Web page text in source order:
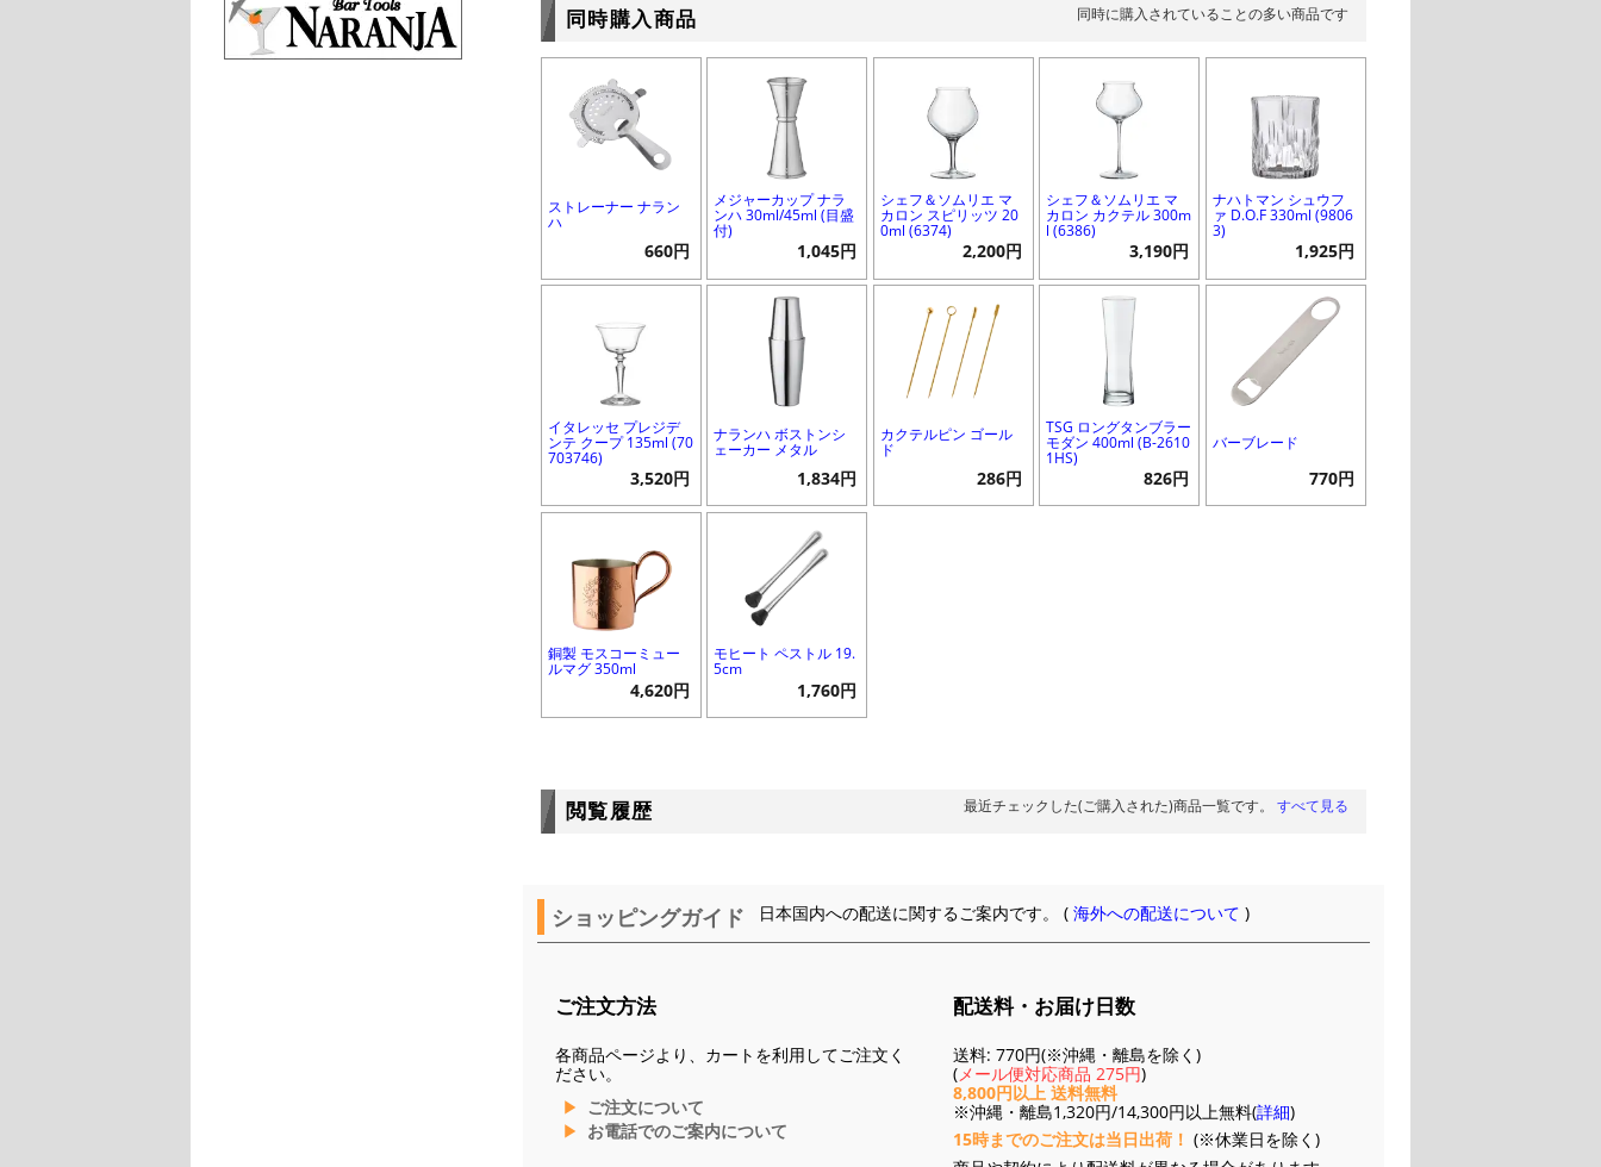
同時購入商品 同時に購入されていることの多い商品です
ストレーナー ナラン
ハ
660円
メジャーカップ ナラ
ンハ 30ml/45ml (目盛
付)
1,045円
シェフ＆ソムリエ マ
カロン スピリッツ 20
0ml (6374)
2,200円
シェフ＆ソムリエ マ
カロン カクテル 300m
l (6386)
3,190円
ナハトマン シュウフ
ァ D.O.F 330ml (9806
3)
1,925円
イタレッセ プレジデ
ンテ クープ 135ml (70
703746)
3,520円
ナランハ ボストンシ
ェーカー メタル
1,834円
カクテルピン ゴール
ド
286円
TSG ロングタンブラー
モダン 400ml (B-2610
1HS)
826円
バーブレード
770円
銅製 モスコーミュー
ルマグ 350ml
4,620円
モヒート ペストル 19.
5cm
1,760円
閲覧履歴 最近チェックした(ご購入された)商品一覧です。 すべて見る
ショッピングガイド 日本国内への配送に関するご案内です。 (海外への配送について )
ご注文方法
各商品ページより、カートを利用してご注文く
ださい。
ご注文について
お電話でのご案内について
配送料・お届け日数
送料: 770円(※沖縄・離島を除く)
(メール便対応商品 275円)
8,800円以上 送料無料
※沖縄・離島1,320円/14,300円以上無料(詳細)
15時までのご注文は当日出荷！ (※休業日を除く)